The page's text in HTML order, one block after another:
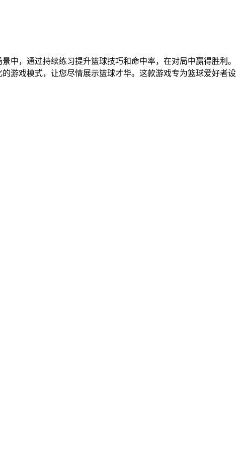
中，通过持续练习提升篮球技巧和命中率，在对局中赢得胜利。
游戏模式，让您尽情展示篮球才华。这款游戏专为篮球爱好者设